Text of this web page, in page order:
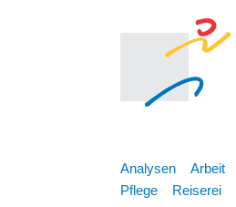
Analysen Arbeit
Pflege
Reiserei